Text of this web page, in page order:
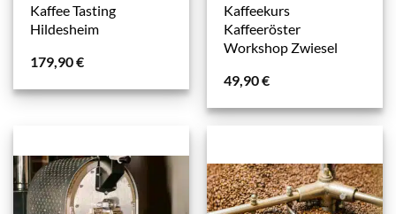
Kaffee Tasting
Hildesheim
179,90€
Kaffeekurs
Kaffeeröster
Workshop Zwiesel
49,90€